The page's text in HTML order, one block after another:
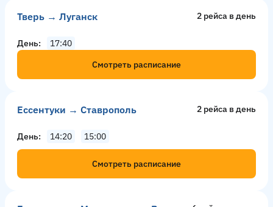
Тверь → Луганск 2 рейсa в день
День
17:40
Смотреть расписание
Ессентуки → Ставрополь 2 рейсa в день
День 14:20 15:00
Смотреть расписание